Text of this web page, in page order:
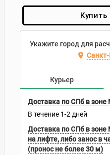
Купить
Укажите город для
Курьер
Доставка по СПб в зоне
В течение 1-2 дней
Доставка по СПб в
на лифте, либо занос в
(пронос не более 30 м)